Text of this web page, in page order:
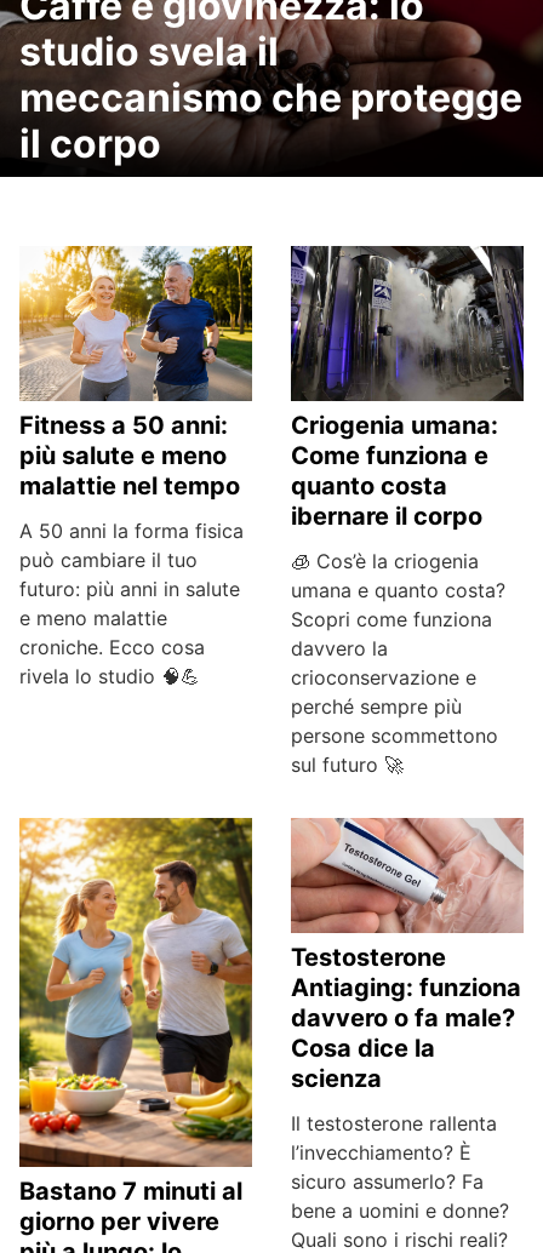
studio svela il
meccanismo che protegge
il corpo
Fitness a 50 anni:
più salute e meno
malattie nel tempo
A 50 anni la forma fisica
può cambiare il tuo
futuro: più anni in salute
e meno malattie
croniche. Ecco cosa
rivela lo studio 🧠💪
Criogenia umana:
Come funziona e
quanto costa
ibernare il corpo
🧊 Cos’è la criogenia
umana e quanto costa?
Scopri come funziona
davvero la
crioconservazione e
perché sempre più
persone scommettono
sul futuro 🚀
Bastano 7 minuti al
giorno per vivere
Testosterone
Antiaging: funziona
davvero o fa male?
Cosa dice la
scienza
Il testosterone rallenta
l’invecchiamento? È
sicuro assumerlo? Fa
bene a uomini e donne?
Quali sono i rischi reali?